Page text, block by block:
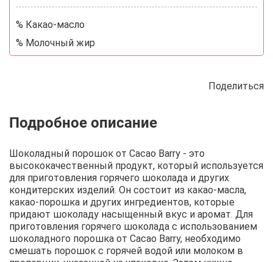
% Какао-масло
% Молочный жир
Поделиться
Описание Отзывы Рецепты
Шоколадный порошок от Cacao Barry - это
высококачественный продукт, который используется
для приготовления горячего шоколада и других
кондитерских изделий. Он состоит из какао-масла,
какао-порошка и других ингредиентов, которые
придают шоколаду насыщенный вкус и аромат. Для
приготовления горячего шоколада с использованием
шоколадного порошка от Cacao Barry, необходимо
смешать порошок с горячей водой или молоком в